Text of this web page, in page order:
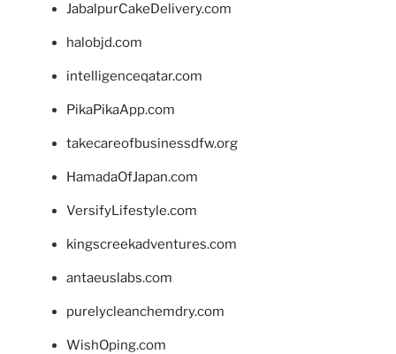
JabalpurCakeDelivery.com
halobjd.com
intelligenceqatar.com
PikaPikaApp.com
takecareofbusinessdfw.org
HamadaOfJapan.com
VersifyLifestyle.com
kingscreekadventures.com
antaeuslabs.com
purelycleanchemdry.com
WishOping.com